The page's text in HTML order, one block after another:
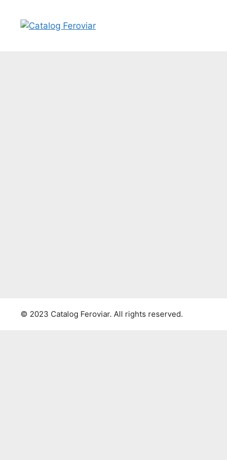
© 2023 Catalog Feroviar. All rights reserved.